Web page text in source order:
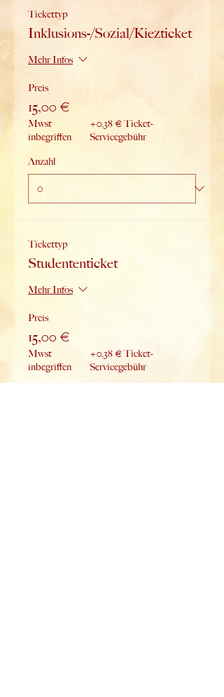
Tickettyp
Inklusions-/Sozial/Kiezticket
Mehr Infos
Preis
15,00 €
Mwst
inbegriffen
+0,38 € Ticket-
Servicegebühr
Anzahl
Tickettyp
Studententicket
Mehr Infos
Preis
15,00 €
Mwst
inbegriffen
+0,38 € Ticket-
Servicegebühr